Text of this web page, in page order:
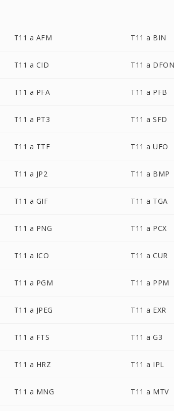
T11 a AFM T11 a BIN
T11 a CID T11 a
T11 a PFA T11 a PFB
T11 a PT3 T11 a SFD
T11 a TTF T11 a UFO
T11 a JP2 T11 a BMP
T11 a GIF T11 a TGA
T11 a PNG T11 a PCX
T11 a ICO T11 a CUR
T11 a PGM T11 a PPM
T11 a JPEG T11 a EXR
T11 a FTS T11 a G3
T11 a HRZ T11 a IPL
T11 a MNG T11 a MTV